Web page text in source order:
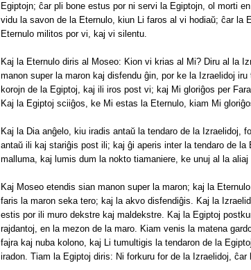
Egiptojn; ĉar pli bone estus por ni servi la Egiptojn, ol morti
vidu la savon de la Eternulo, kiun Li faros al vi hodiaŭ; ĉar la
Eternulo militos por vi, kaj vi silentu.
Kaj la Eternulo diris al Moseo: Kion vi krias al Mi? Diru al la
manon super la maron kaj disfendu ĝin, por ke la Izraelidoj
korojn de la Egiptoj, kaj ili iros post vi; kaj Mi gloriĝos per
Kaj la Egiptoj sciiĝos, ke Mi estas la Eternulo, kiam Mi
Kaj la Dia anĝelo, kiu iradis antaŭ la tendaro de la
antaŭ ili kaj stariĝis post ili; kaj ĝi aperis inter la tendaro de
malluma, kaj lumis dum la nokto tiamaniere, ke unuj al la
Kaj Moseo etendis sian manon super la maron; kaj la
faris la maron seka tero; kaj la akvo disfendiĝis. Kaj la
estis por ili muro dekstre kaj maldekstre. Kaj la Egiptoj
rajdantoj, en la mezon de la maro. Kiam venis la matena
fajra kaj nuba kolono, kaj Li tumultigis la tendaron de la
iradon. Tiam la Egiptoj diris: Ni forkuru for de la Izraelidoj,